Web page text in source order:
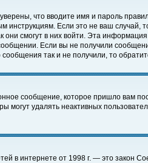
что вводите имя и пароль
Если это не ваш
смогут в них войти. Эта
Если вы не получили
так и не получили, то
сообщение, которое пришло вам
удалять неактивных
в интернете от 1998 г. — это